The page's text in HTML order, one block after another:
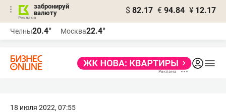
забронируй
валюту
$ 82.17 € 94.84 ¥ 12.17
Челны20.4° Москва22.4°
18 июля 2022, 07:55